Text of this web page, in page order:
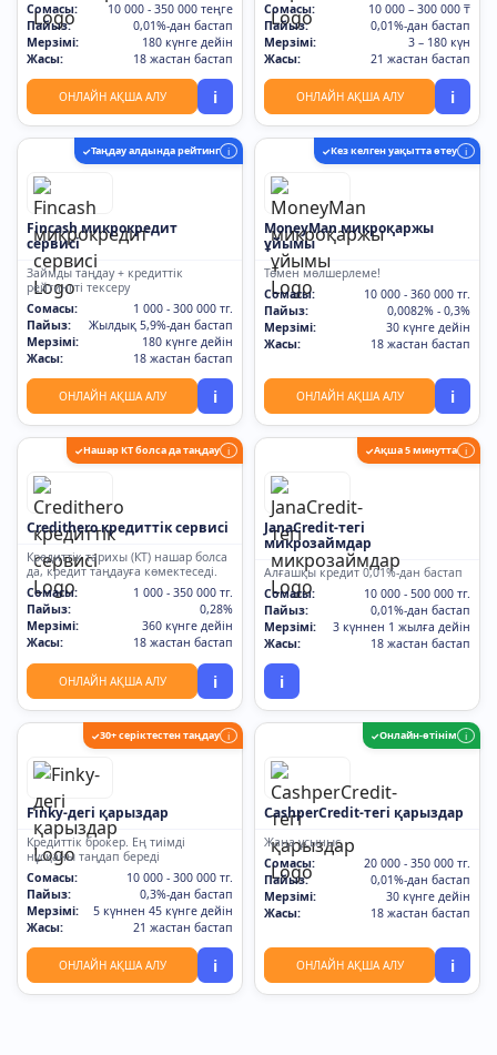
Сомасы:
10 000 - 350 000 теңге
Пайыз:
0,01%-дан бастап
Мерзімі:
180 күнге дейін
Жасы:
18 жастан бастап
ОНЛАЙН АҚША АЛУ i
Сомасы:
10 000 – 300 000 ₸
Пайыз:
0,01%-дан бастап
Мерзімі:
3 – 180 күн
Жасы:
21 жастан бастап
ОНЛАЙН АҚША АЛУ i
✓Таңдау алдында рейтинг i
Fincash микрокредит
сервисі
Займды таңдау + кредиттік
рейтингті тексеру
Сомасы:
1 000 - 300 000 тг.
Пайыз:
Жылдық 5,9%-дан бастап
Мерзімі:
180 күнге дейін
Жасы:
18 жастан бастап
ОНЛАЙН АҚША АЛУ i
✓Кез келген уақытта өтеу i
MoneyMan микроқаржы
ұйымы
Төмен мөлшерлеме!
Сомасы:
10 000 - 360 000 тг.
Пайыз:
0,0082% - 0,3%
Мерзімі:
30 күнге дейін
Жасы:
18 жастан бастап
ОНЛАЙН АҚША АЛУ i
✓Нашар КТ болса да таңдау i
Credithero кредиттік сервисі
Кредиттік тарихы (КТ) нашар болса
да, кредит таңдауға көмектеседі.
Сомасы:
1 000 - 350 000 тг.
Пайыз:
0,28%
Мерзімі:
360 күнге дейін
Жасы:
18 жастан бастап
ОНЛАЙН АҚША АЛУ i
✓Ақша 5 минутта i
JanaCredit-тегі
микрозаймдар
Алғашқы кредит 0,01%-дан бастап
Сомасы:
10 000 - 500 000 тг.
Пайыз:
0,01%-дан бастап
Мерзімі:
3 күннен 1 жылға дейін
Жасы:
18 жастан бастап
i
✓30+ серіктестен таңдау i
Finky-дегі қарыздар
Кредиттік брокер. Ең тиімді
нұсқаны таңдап береді
Сомасы:
10 000 - 300 000 тг.
Пайыз:
0,3%-дан бастап
Мерзімі:
5 күннен 45 күнге дейін
Жасы:
21 жастан бастап
ОНЛАЙН АҚША АЛУ i
✓Онлайн-өтінім i
CashperCredit-тегі қарыздар
Жаңа ұсыныс
Сомасы:
20 000 - 350 000 тг.
Пайыз:
0,01%-дан бастап
Мерзімі:
30 күнге дейін
Жасы:
18 жастан бастап
ОНЛАЙН АҚША АЛУ i